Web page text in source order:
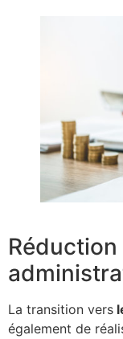
La transition vers
également de